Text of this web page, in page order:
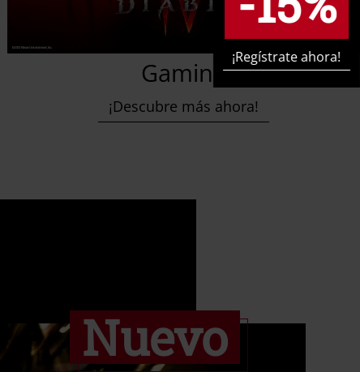
¡Regístrate ahora!
Gaming
¡Descubre más ahora!
Nuevo